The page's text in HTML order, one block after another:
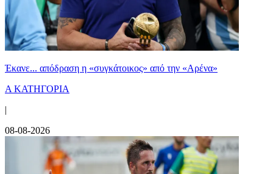
Έκανε... απόδραση η «συγκάτοικος» από την «Αρένα»
Α ΚΑΤΗΓΟΡΙΑ
|
08-08-2026